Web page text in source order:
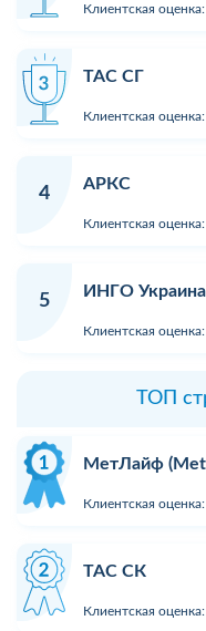
Клиентская оценка:
ТАС СГ
Клиентская оценка:
4
АРКС
Клиентская оценка:
5
ИНГО Украина
Клиентская оценка:
ТОП
МетЛайф
Клиентская оценка:
ТАС СК
Клиентская оценка: